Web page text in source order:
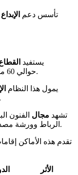
تأسس دعم الإبداع
يستفيد
السينمائي المغربي (CCM) حوالي 60 مليون درهم سنويًا.
يمول هذا النظام
المعهد العالي لمهن السينما بتدريب المهنيين.
تشهد مجال
الرباط وورشة مصدر الأسد في الدار البيضاء هي أمثلة على ذلك.
تقدم هذه الأماكن
الأثر